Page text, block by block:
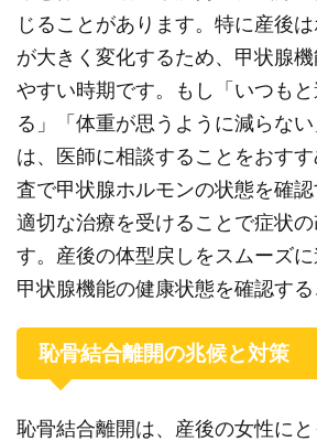
じることがあります。特に産後
が大きく変化するため、甲状腺
やすい時期です。もし「いつも
る」「体重が思うように減らな
は、医師に相談することをおす
査で甲状腺ホルモンの状態を確認
適切な治療を受けることで症状
す。産後の体型戻しをスムーズに
甲状腺機能の健康状態を確認する
恥骨結合離開の兆候と対策
恥骨結合離開は、産後の女性に